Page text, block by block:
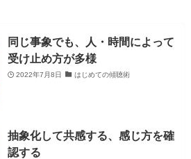
同じ事象でも、人・時間によって
受け止め方が多様
2022年7月8日 はじめての傾聴術
抽象化して共感する、感じ方を確
認する